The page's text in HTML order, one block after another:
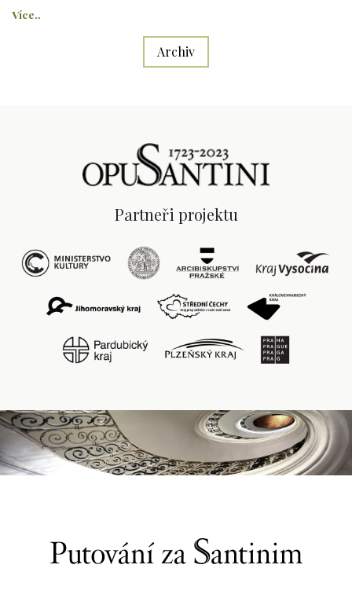
Více..
Archiv
Partneři projektu